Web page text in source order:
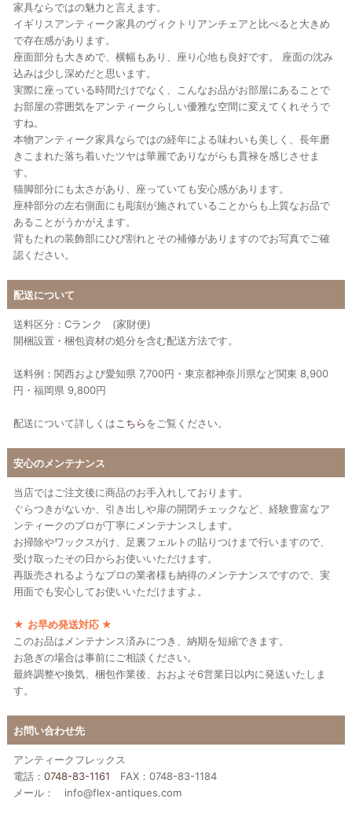
家具ならではの魅力と言えます。
イギリスアンティーク家具のヴィクトリアンチェアと比べると大きめ
で存在感があります。
座面部分も大きめで、横幅もあり、座り心地も良好です。 座面の沈み
込みは少し深めだと思います。
実際に座っている時間だけでなく、こんなお品がお部屋にあることで
お部屋の雰囲気をアンティークらしい優雅な空間に変えてくれそうで
すね。
本物アンティーク家具ならではの経年による味わいも美しく、長年磨
きこまれた落ち着いたツヤは華麗でありながらも貫禄を感じさせま
す。
猫脚部分にも太さがあり、座っていても安心感があります。
座枠部分の左右側面にも彫刻が施されていることからも上質なお品で
あることがうかがえます。
背もたれの装飾部にひび割れとその補修がありますのでお写真でご確
認ください。
配送について
送料区分：Cランク (家財便)
開梱設置・梱包資材の処分を含む配送方法です。
送料例：関西および愛知県 7,700円・東京都神奈川県など関東 8,900
円・福岡県 9,800円
配送について詳しくは こちらをご覧ください。
安心のメンテナンス
当店ではご注文後に商品のお手入れしております。
ぐらつきがないか、引き出しや扉の開閉チェックなど、経験豊富なア
ンティークのプロが丁寧にメンテナンスします。
お掃除やワックスがけ、足裏フェルトの貼りつけまで行いますので、
受け取ったその日からお使いいただけます。
再販売されるようなプロの業者様も納得のメンテナンスですので、実
用面でも安心してお使いいただけますよ。
★ お早め発送対応 ★
このお品はメンテナンス済みにつき、納期を短縮できます。
お急ぎの場合は事前にご相談ください。
最終調整や換気、梱包作業後、おおよそ6営業日以内に発送いたしま
す。
お問い合わせ先
アンティークフレックス
電話： 0748-83-1161 FAX：0748-83-1184
メール： info@flex-antiques.com